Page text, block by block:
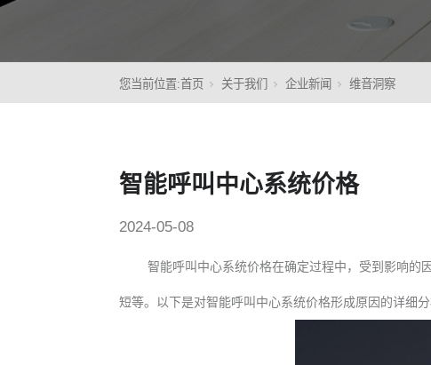
核心技术
您当前位置:首页 关于我们 企业新闻 维音洞察
智能呼叫中心系统价格
2024-05-08
智能呼叫中心系统价格在确定过程中，受到影响的
短等。以下是对智能呼叫中心系统价格形成原因的详细分